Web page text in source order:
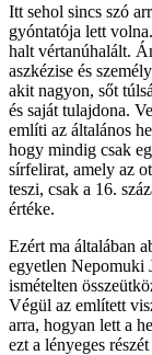
Itt sehol sincs szó
gyóntatója lett
halt vértanúhalált.
aszkézise és
akit nagyon, sőt
és saját tulajdona.
említi az általános
hogy mindig csak
sírfelirat, amely az
teszi, csak a 16.
értéke.
Ezért ma általában
egyetlen Nepomuki
ismételten
Végül az említett
arra, hogyan lett a
ezt a lényeges